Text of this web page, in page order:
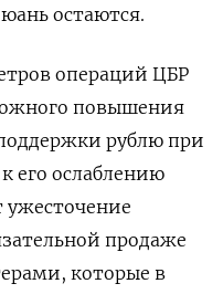
юань остаются.
операций ЦБР
повышения
рублю при
его ослаблению
продаже
которые в